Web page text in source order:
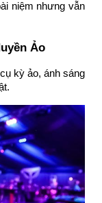
niệm nhưng vẫn
Ảo
kỳ ảo, ánh sáng